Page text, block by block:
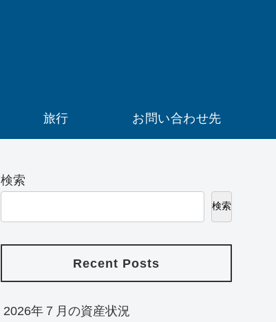
旅行 お問い合わせ先
検索
検索
Recent Posts
2026年７月の資産状況